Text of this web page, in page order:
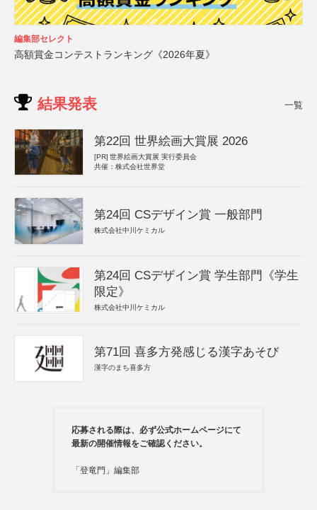
編集部セレクト
高額賞金コンテストランキング《2026年夏》
結果発表 一覧
第22回 世界絵画大賞展 2026
[PR] 世界絵画大賞展 実行委員会
共催：株式会社世界堂
第24回 CSデザイン賞 一般部門
株式会社中川ケミカル
第24回 CSデザイン賞 学生部門《学生
限定》
株式会社中川ケミカル
第71回 喜多方発感じる漢字あそび
漢字のまち喜多方
応募される際は、必ず公式ホームページにて
最新の開催情報をご確認ください。
「登竜門」編集部